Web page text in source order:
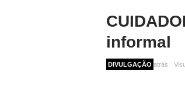
informal
DIVULGAÇÃO
1 ano 10 meses atrás